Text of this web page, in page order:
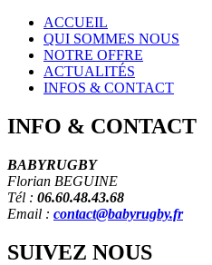
ACCUEIL
QUI SOMMES NOUS
NOTRE OFFRE
ACTUALITÉS
INFOS & CONTACT
INFO & CONTACT
BABYRUGBY
Florian BEGUINE
Tél : 06.60.48.43.68
Email : contact@babyrugby.fr
SUIVEZ NOUS